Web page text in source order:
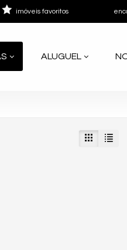
imóveis favoritos
ALUGUEL